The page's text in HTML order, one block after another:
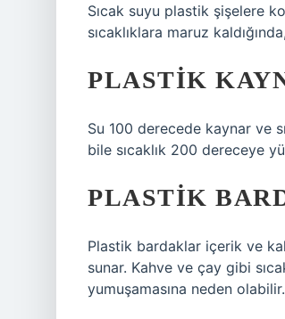
Sıcak suyu plastik şişelere
sıcaklıklara maruz
PLASTIK
Su 100 derecede kaynar ve
bile sıcaklık 200 dereceye
PLASTIK
Plastik bardaklar içerik ve
sunar. Kahve ve çay gibi
yumuşamasına neden olabilir.